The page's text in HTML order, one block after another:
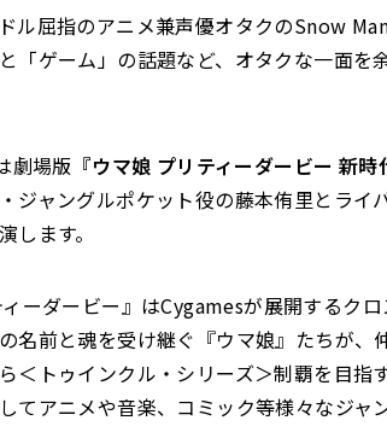
ル屈指のアニメ兼声優オタクのSnow
「ゲーム」の話題など、オタクな一面を
劇場版 『ウマ娘 プリティーダービー 新時
ジャングルポケット役の藤本侑里とライ
します。
ィーダービー』はCygamesが展開するクロ
名前と魂を受け継ぐ『ウマ娘』たちが、
＜トゥインクル・シリーズ＞制覇を目指
てアニメや音楽、コミック等様々なジャ